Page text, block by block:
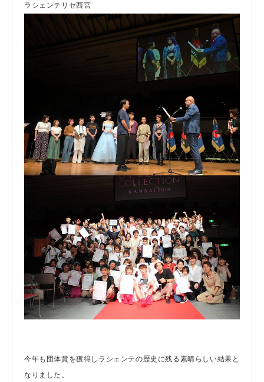
ラシェンテリセ西宮
今年も団体賞を獲得しラシェンテの歴史に残る素晴らしい結果と
なりました。